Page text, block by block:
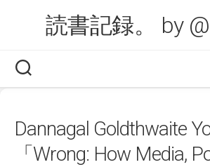
読書記録。 by
Dannagal Goldthwaite
「Wrong: How Media,